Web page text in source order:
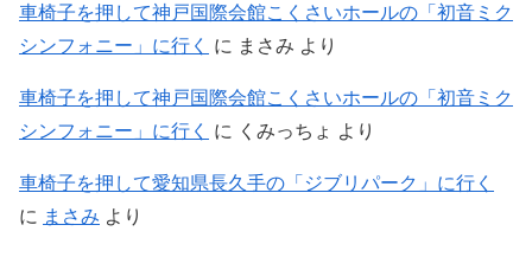
車椅子を押して神戸国際会館こくさいホールの「初音ミク
シンフォニー」に行く
に まさみ より
車椅子を押して神戸国際会館こくさいホールの「初音ミク
シンフォニー」に行く
に くみっちょ より
車椅子を押して愛知県長久手の「ジブリパーク」に行く
に まさみ より